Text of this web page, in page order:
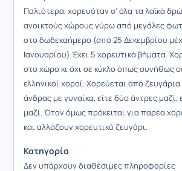
Παλιότερα, χορευόταν σ’ όλα τα λαϊκά
ανοικτούς χώρους γύρω από μεγάλες
στο δωδεκαήμερο (από 25 Δεκεμβρίου
Ιανουαρίου).Έχει 5 χορευτικά βήματα.
στο χώρο κι όχι σε κύκλο όπως συνήθως
ελληνικοί χοροί. Χορεύεται από ζευγάρια
άνδρας με γυναίκα, είτε δύο άντρες μαζί,
μαζί. Όταν όμως πρόκειται για παρέα
και αλλάζουν χορευτικό ζευγάρι.
Κατηγορία
Δεν υπάρχουν διαθέσιμες πληροφορίες